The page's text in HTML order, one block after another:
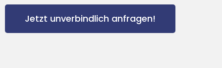
Jetzt unverbindlich anfragen!